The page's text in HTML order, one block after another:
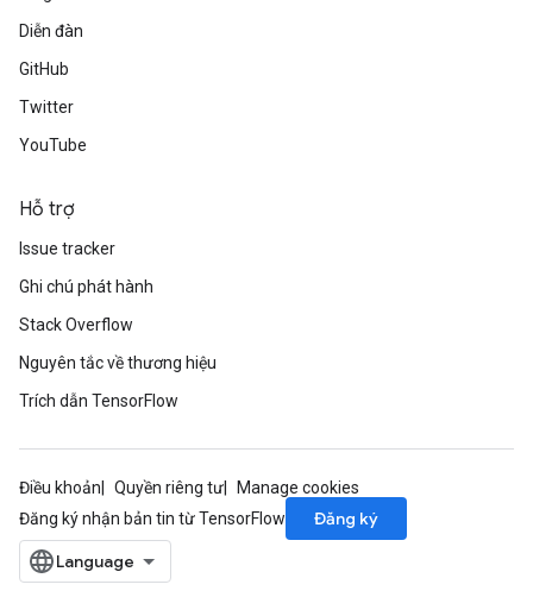
Diễn đàn
GitHub
Twitter
YouTube
Hỗ trợ
Issue tracker
Ghi chú phát hành
Stack Overflow
Nguyên tắc về thương hiệu
Trích dẫn TensorFlow
Điều khoản Quyền riêng tư
Manage cookies
Đăng ký nhận bản tin từ TensorFlow
Đăng ký